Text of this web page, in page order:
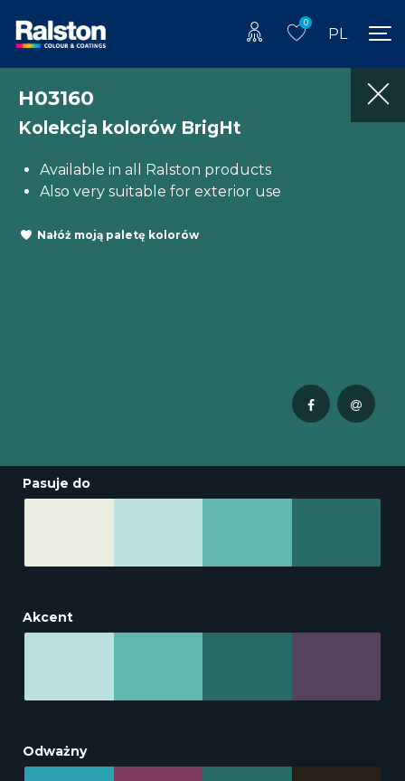
0
PL
H03160
Kolekcja kolorów BrigHt
Available in all Ralston products
Also very suitable for exterior use
Nałóż moją paletę kolorów
Pasuje do
Akcent
Odważny